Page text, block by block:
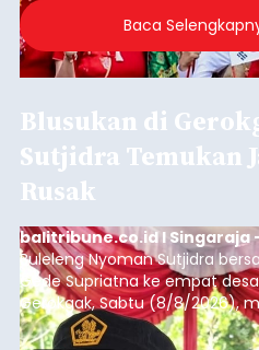
Baca
Blusukan di
Sutjidra Temukan
Rusak
balitribune.co.id I Singaraja
Buleleng Nyoman Sutjidra
Gede Supriatna ke empat
Gerokgak, Sabtu (8/8/2026),
persoalan yang masih